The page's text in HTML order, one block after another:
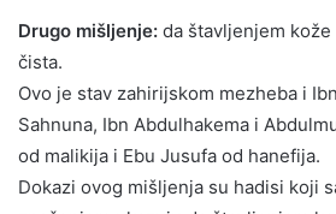
Drugo mišljenje: da štavljenjem
čista.
Ovo je stav zahirijskom mezheba i
Sahnuna, Ibn Abdulhakema i
od malikija i Ebu Jusufa od hanefija.
Dokazi ovog mišljenja su hadisi koji